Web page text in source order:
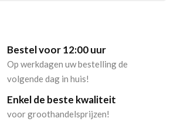
Bestel voor 12:00 uur
Op werkdagen uw bestelling de
volgende dag in huis!
Enkel de beste kwaliteit
voor groothandelsprijzen!